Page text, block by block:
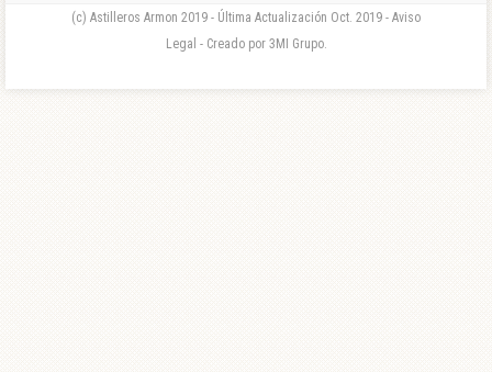
(c) Astilleros Armon 2019 - Última Actualización Oct. 2019 - Aviso
Legal - Creado por 3MI Grupo.